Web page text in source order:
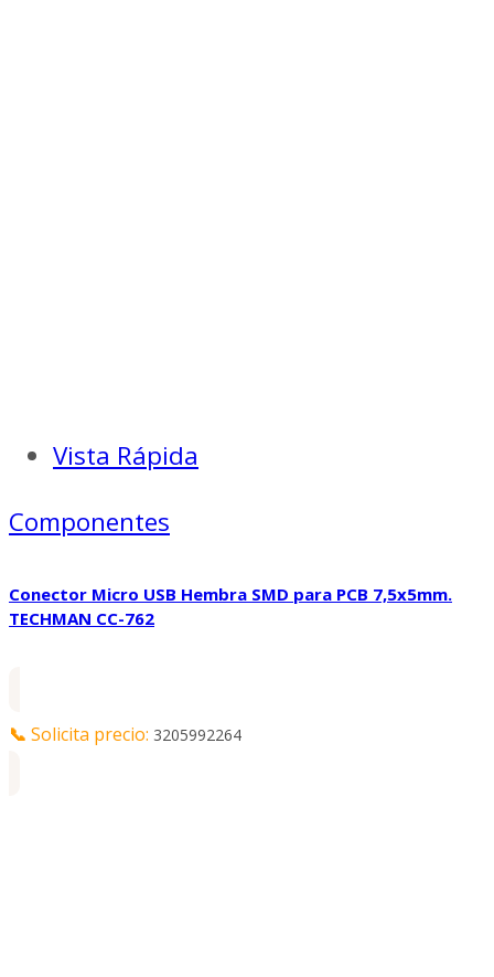
Vista Rápida
Componentes
Conector Micro USB Hembra SMD para PCB 7,5x5mm.
TECHMAN CC-762
📞 Solicita precio: 3205992264